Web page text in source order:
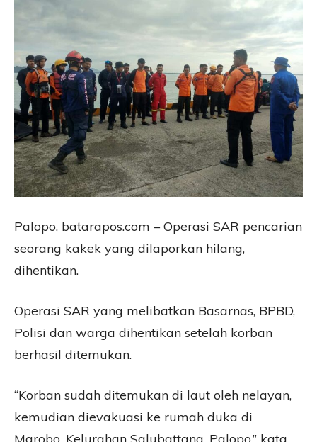
Palopo, batarapos.com – Operasi SAR pencarian
seorang kakek yang dilaporkan hilang,
dihentikan.
Operasi SAR yang melibatkan Basarnas, BPBD,
Polisi dan warga dihentikan setelah korban
berhasil ditemukan.
“Korban sudah ditemukan di laut oleh nelayan,
kemudian dievakuasi ke rumah duka di